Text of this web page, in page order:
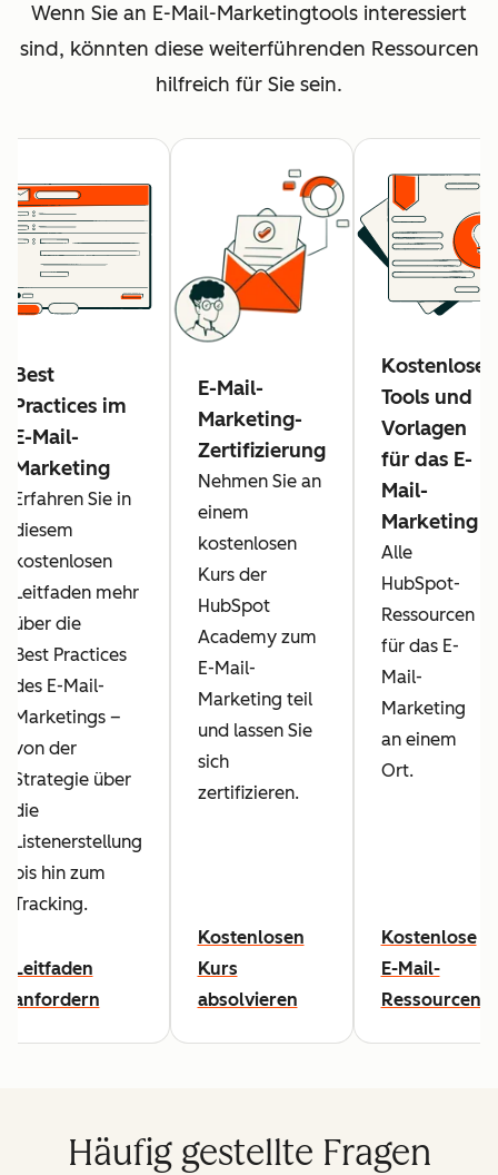
Wenn Sie an E-Mail-Marketingtools interessiert
sind, könnten diese weiterführenden Ressourcen
hilfreich für Sie sein.
Best
Practices im
E-Mail-
Marketing
Erfahren Sie in
diesem
kostenlosen
Leitfaden mehr
über die
Best Practices
des E-Mail-
Marketings –
von der
Strategie über
die
Listenerstellung
bis hin zum
Tracking.
Leitfaden
anfordern
E-Mail-
Marketing-
Zertifizierung
Nehmen Sie an
einem
kostenlosen
Kurs der
HubSpot
Academy zum
E-Mail-
Marketing teil
und lassen Sie
sich
zertifizieren.
Kostenlosen
Kurs
absolvieren
Kostenlose
Tools und
Vorlagen
für das E-
Mail-
Marketing
Alle
HubSpot-
Ressourcen
für das E-
Mail-
Marketing
an einem
Ort.
Kostenlose
E-Mail-
Ressourcen
Häufig gestellte Fragen